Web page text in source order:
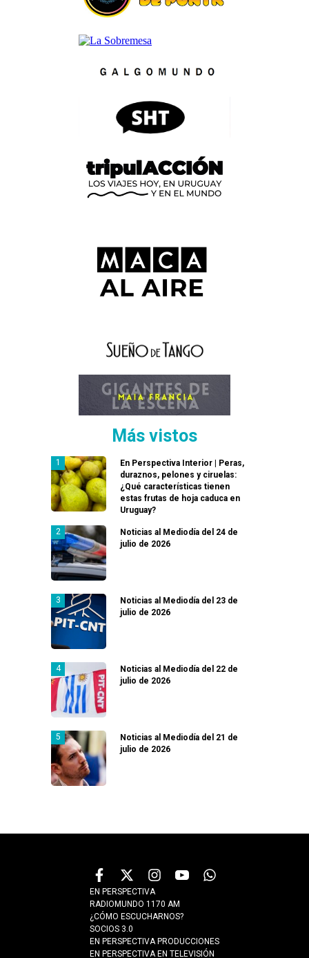
Más vistos
En Perspectiva Interior | Peras,
duraznos, pelones y ciruelas:
¿Qué características tienen
estas frutas de hoja caduca en
Uruguay?
Noticias al Mediodía del 24 de
julio de 2026
Noticias al Mediodía del 23 de
julio de 2026
Noticias al Mediodía del 22 de
julio de 2026
Noticias al Mediodía del 21 de
julio de 2026
EN PERSPECTIVA
RADIOMUNDO 1170 AM
¿CÓMO ESCUCHARNOS?
SOCIOS 3.0
EN PERSPECTIVA PRODUCCIONES
EN PERSPECTIVA EN TELEVISIÓN